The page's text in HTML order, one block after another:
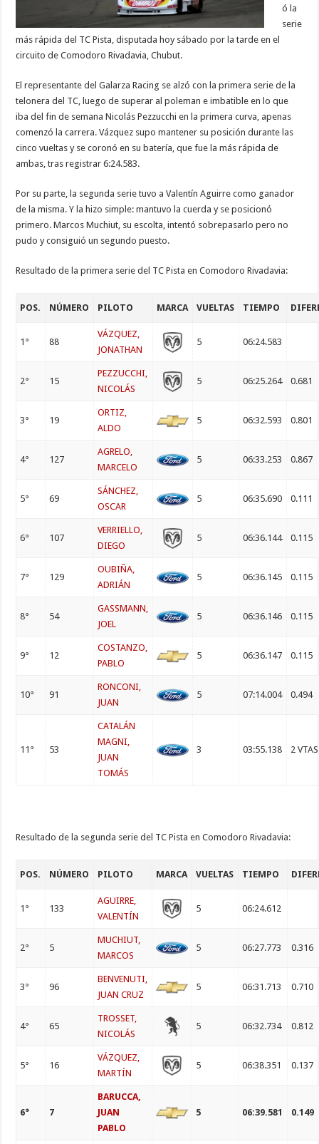
ó la
serie
más rápida del TC Pista, disputada hoy sábado por la tarde en el
circuito de Comodoro Rivadavia, Chubut.
El representante del Galarza Racing se alzó con la primera serie de la
telonera del TC, luego de superar al poleman e imbatible en lo que
iba del fin de semana Nicolás Pezzucchi en la primera curva, apenas
comenzó la carrera. Vázquez supo mantener su posición durante las
cinco vueltas y se coronó en su batería, que fue la más rápida de
ambas, tras registrar 6:24.583.
Por su parte, la segunda serie tuvo a Valentín Aguirre como ganador
de la misma. Y la hizo simple: mantuvo la cuerda y se posicionó
primero. Marcos Muchiut, su escolta, intentó sobrepasarlo pero no
pudo y consiguió un segundo puesto.
Resultado de la primera serie del TC Pista en Comodoro Rivadavia:
POS. NÚMERO PILOTO MARCA VUELTAS TIEMPO
1° 88
VÁZQUEZ,
JONATHAN
5 06:24.583
2° 15
PEZZUCCHI,
NICOLÁS
5 06:25.264 0.681
3° 19
ORTIZ,
ALDO
5 06:32.593 0.801
4° 127
AGRELO,
MARCELO
5 06:33.253 0.867
5° 69
SÁNCHEZ,
OSCAR
5 06:35.690 0.111
6° 107
VERRIELLO,
DIEGO
5 06:36.144 0.115
7° 129
OUBIÑA,
ADRIÁN
5 06:36.145 0.115
8° 54
GASSMANN,
JOEL
5 06:36.146 0.115
9° 12
COSTANZO,
PABLO
5 06:36.147 0.115
10° 91
RONCONI,
JUAN
5 07:14.004 0.494
11° 53
CATALÁN
MAGNI,
JUAN
TOMÁS
3 03:55.138 2 VTAS
Resultado de la segunda serie del TC Pista en Comodoro Rivadavia:
POS. NÚMERO PILOTO MARCA VUELTAS TIEMPO
1° 133
AGUIRRE,
VALENTÍN
5 06:24.612
2° 5
MUCHIUT,
MARCOS
5 06:27.773 0.316
3° 96
BENVENUTI,
JUAN CRUZ
5 06:31.713 0.710
4° 65
TROSSET,
NICOLÁS
5 06:32.734 0.812
5° 16
VÁZQUEZ,
MARTÍN
5 06:38.351 0.137
6° 7
BARUCCA,
JUAN
PABLO
5 06:39.581 0.149